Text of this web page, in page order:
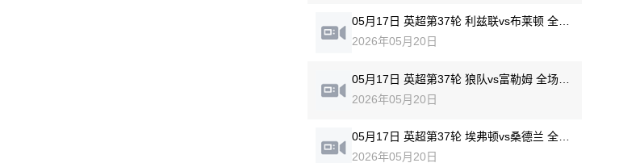
05月17日 英超第37轮 利兹联vs布莱顿 全场录像回放
2026年05月20日
2026年05月20日
2026年05月20日